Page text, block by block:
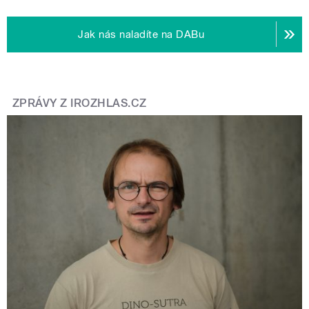
Jak nás naladíte na DABu
ZPRÁVY Z IROZHLAS.CZ